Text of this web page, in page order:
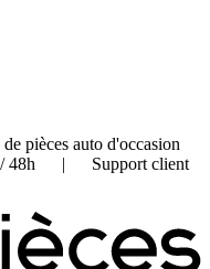
pièces auto d'occasion
/ 48h | Support client